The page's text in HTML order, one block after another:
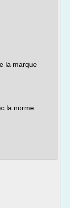
la marque
la norme